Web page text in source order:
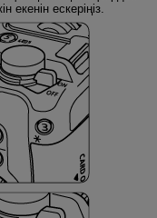
ескеріңіз.